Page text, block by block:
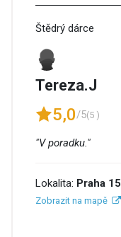
Štědrý dárce
Tereza.J
5,0/5(5 )
"V poradku."
Lokalita: Praha 15
Zobrazit na mapě